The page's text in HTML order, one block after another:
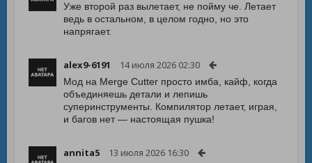
Уже второй раз вылетает, не пойму че. Летает
ведь в остальном, в целом годно, но это
напрягает.
alex9-6191 14 июля 2026 02:30
Мод на Merge Cutter просто имба, кайф, когда
объединяешь детали и лепишь
суперинструменты. Компилятор летает, играя,
и багов нет — настоящая пушка!
annita5 13 июля 2026 16:30